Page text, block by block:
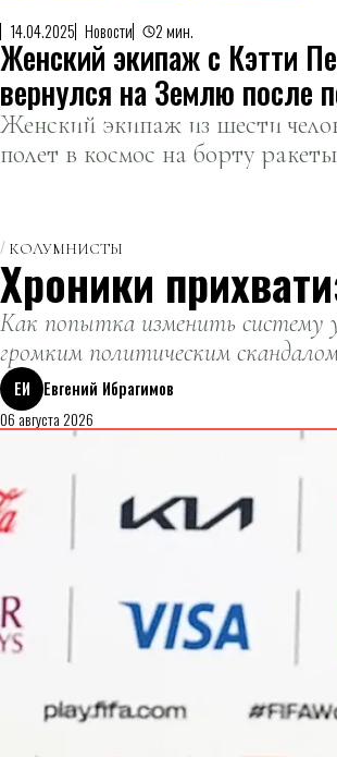
14.04.2025 Новости 2 мин.
Женский экипаж с Кэтти
вернулся на Землю после
Женский экипаж из шести
полет в космос на борту
КОЛУМНИСТЫ
Хроники
Как попытка изменить систему
громким политическим
ЕИ
Евгений Ибрагимов
06 августа 2026